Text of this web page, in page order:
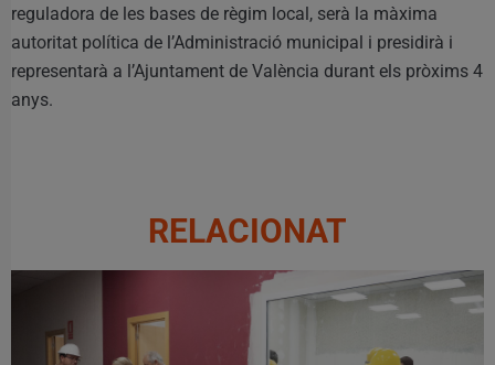
reguladora de les bases de règim local, serà la màxima
autoritat política de l’Administració municipal i presidirà i
representarà a l’Ajuntament de València durant els pròxims 4
anys.
RELACIONAT